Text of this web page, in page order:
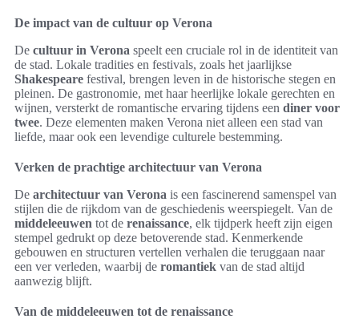
De impact van de cultuur op Verona
De cultuur in Verona speelt een cruciale rol in de identiteit van
de stad. Lokale tradities en festivals, zoals het jaarlijkse
Shakespeare festival, brengen leven in de historische stegen en
pleinen. De gastronomie, met haar heerlijke lokale gerechten en
wijnen, versterkt de romantische ervaring tijdens een diner voor
twee. Deze elementen maken Verona niet alleen een stad van
liefde, maar ook een levendige culturele bestemming.
Verken de prachtige architectuur van Verona
De architectuur van Verona is een fascinerend samenspel van
stijlen die de rijkdom van de geschiedenis weerspiegelt. Van de
middeleeuwen tot de renaissance, elk tijdperk heeft zijn eigen
stempel gedrukt op deze betoverende stad. Kenmerkende
gebouwen en structuren vertellen verhalen die teruggaan naar
een ver verleden, waarbij de romantiek van de stad altijd
aanwezig blijft.
Van de middeleeuwen tot de renaissance